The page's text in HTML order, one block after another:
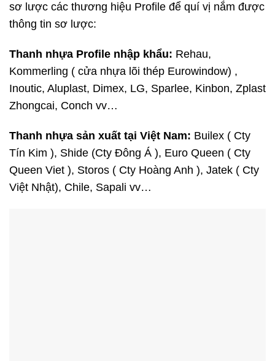
sơ lược các thương hiệu Profile để quí vị nắm được
thông tin sơ lược:
Thanh nhựa Profile nhập khẩu: Rehau,
Kommerling ( cửa nhựa lõi thép Eurowindow) ,
Inoutic, Aluplast, Dimex, LG, Sparlee, Kinbon, Zplast
Zhongcai, Conch vv…
Thanh nhựa sản xuất tại Việt Nam: Builex ( Cty
Tín Kim ), Shide (Cty Đông Á ), Euro Queen ( Cty
Queen Viet ), Storos ( Cty Hoàng Anh ), Jatek ( Cty
Việt Nhật), Chile, Sapali vv…